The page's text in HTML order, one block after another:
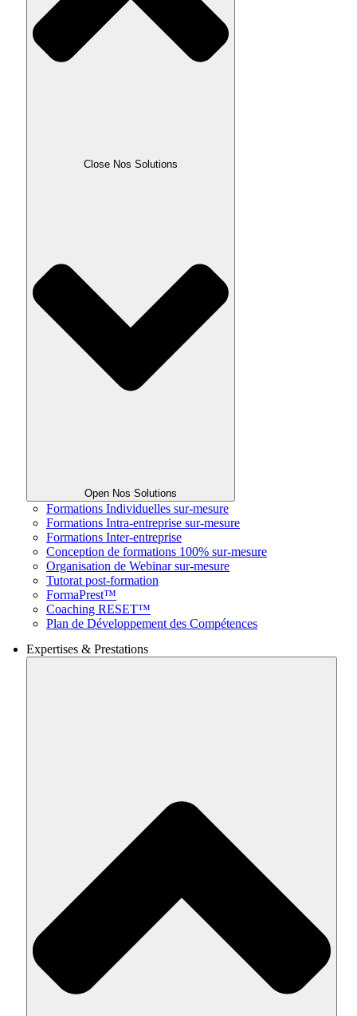
Close Nos Solutions
Open Nos Solutions
Formations Individuelles sur-mesure
Formations Intra-entreprise sur-mesure
Formations Inter-entreprise
Conception de formations 100% sur-mesure
Organisation de Webinar sur-mesure
Tutorat post-formation
FormaPrest™
Coaching RESET™
Plan de Développement des Compétences
Expertises & Prestations